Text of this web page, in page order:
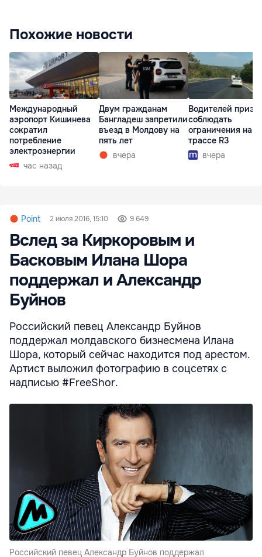
Похожие новости
Международный
аэропорт Кишинева
сократил
потребление
электроэнергии
час назад
Двум гражданам
Бангладеш запретили
въезд в Молдову на
пять лет
вчера
Водителей
соблюдать
ограничения на
трассе R3
вчера
Point 2 июля 2016, 15:10 9 649
Вслед за Киркоровым и
Басковым Илана Шора
поддержал и Александр
Буйнов
Российский певец Александр Буйнов
поддержал молдавского бизнесмена Илана
Шора, который сейчас находится под арестом.
Артист выложил фотографию в соцсетях с
надписью #FreeShor.
Российский певец Александр Буйнов поддержал